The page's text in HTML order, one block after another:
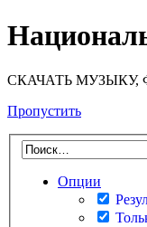
СКАЧАТЬ
Пропустить
Опции